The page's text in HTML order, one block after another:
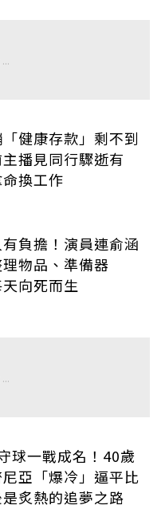
健康存款」剩不到
播見同行驟逝有
換工作
負擔！演員連俞涵
物品、準備器
向死而生
球一戰成名！40歲
亞「爆冷」逼平比
炙熱的追夢之路